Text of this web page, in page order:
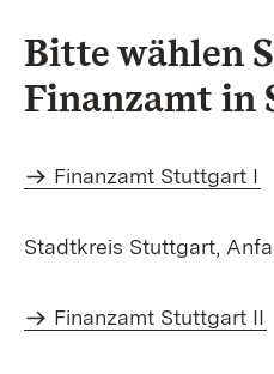
Bitte wählen
Finanzamt in
Finanzamt Stuttgart I
Stadtkreis Stuttgart,
Finanzamt Stuttgart II